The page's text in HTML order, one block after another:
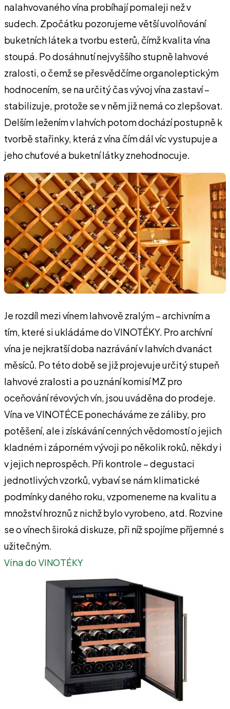
nalahvovaného vína probíhají pomaleji než v
sudech. Zpočátku pozorujeme větší uvolňování
buketních látek a tvorbu esterů, čímž kvalita vína
stoupá. Po dosáhnutí nejvyššího stupně lahvové
zralosti, o čemž se přesvědčíme organoleptickým
hodnocením, se na určitý čas vývoj vína zastaví –
stabilizuje, protože se v něm již nemá co zlepšovat.
Delším ležením v lahvích potom dochází postupně k
tvorbě stařinky, která z vína čím dál víc vystupuje a
jeho chuťové a buketní látky znehodnocuje.
Je rozdíl mezi vínem lahvově zralým – archivním a
tím, které si ukládáme do VINOTÉKY. Pro archívní
vína je nejkratší doba nazrávání v lahvích dvanáct
měsíců. Po této době se již projevuje určitý stupeň
lahvové zralosti a po uznání komisí MZ pro
oceňování révových vín, jsou uváděna do prodeje.
Vína ve VINOTÉCE ponecháváme ze záliby, pro
potěšení, ale i získávání cenných vědomostí o jejich
kladném i záporném vývoji po několik roků, někdy i
v jejich neprospěch. Při kontrole – degustaci
jednotlivých vzorků, vybaví se nám klimatické
podmínky daného roku, vzpomeneme na kvalitu a
množství hroznů z nichž bylo vyrobeno, atd. Rozvine
se o vínech široká diskuze, při níž spojíme příjemné s
užitečným.
Vína do VINOTÉKY